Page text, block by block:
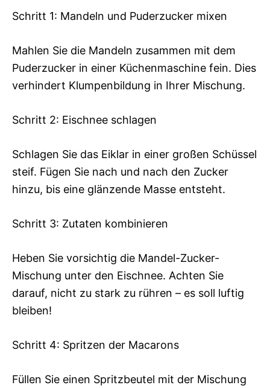
Schritt 1: Mandeln und Puderzucker mixen
Mahlen Sie die Mandeln zusammen mit dem
Puderzucker in einer Küchenmaschine fein. Dies
verhindert Klumpenbildung in Ihrer Mischung.
Schritt 2: Eischnee schlagen
Schlagen Sie das Eiklar in einer großen Schüssel
steif. Fügen Sie nach und nach den Zucker
hinzu, bis eine glänzende Masse entsteht.
Schritt 3: Zutaten kombinieren
Heben Sie vorsichtig die Mandel-Zucker-
Mischung unter den Eischnee. Achten Sie
darauf, nicht zu stark zu rühren – es soll luftig
bleiben!
Schritt 4: Spritzen der Macarons
Füllen Sie einen Spritzbeutel mit der Mischung